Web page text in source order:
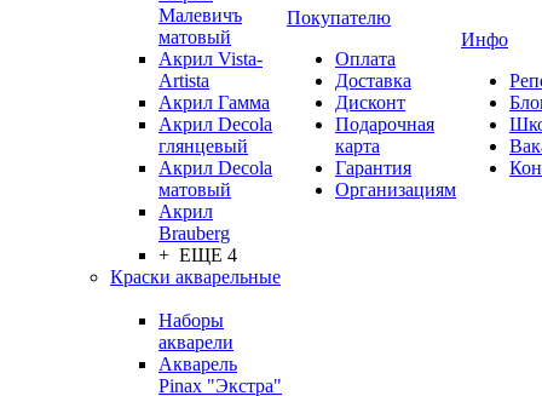
Малевичъ
матовый
Акрил Vista-
Artista
Акрил Гамма
Акрил Decola
глянцевый
Акрил Decola
матовый
Акрил
Brauberg
+ ЕЩЕ 4
Краски акварельные
Наборы
акварели
Акварель
Pinax "Экстра"
Покупателю
Оплата
Доставка
Дисконт
Подарочная
карта
Гарантия
Организациям
Инфо